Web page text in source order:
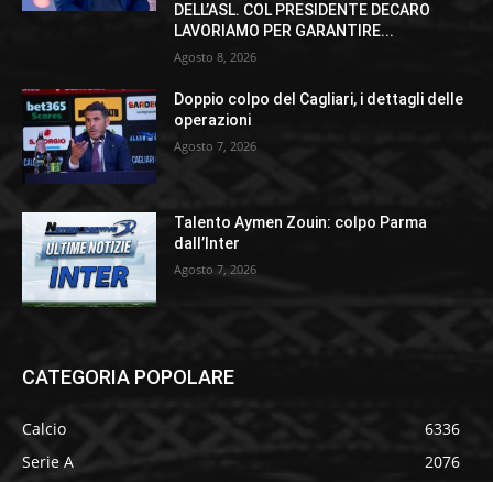
DELL’ASL. COL PRESIDENTE DECARO
LAVORIAMO PER GARANTIRE...
Agosto 8, 2026
Doppio colpo del Cagliari, i dettagli delle
operazioni
Agosto 7, 2026
Talento Aymen Zouin: colpo Parma
dall’Inter
Agosto 7, 2026
CATEGORIA POPOLARE
Calcio
6336
Serie A
2076